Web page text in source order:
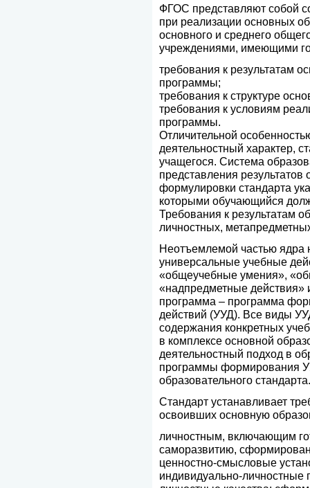
ФГОС представляют собой
при реализации основных
основного и среднего
учреждениями, имеющими
требования к результатам
программы;
требования к структуре
требования к условиям
программы.
Отличительной
деятельностный характер,
учащегося. Система
представления
формулировки стандарта
которыми обучающийся
Требования к результатам
личностных,
Неотъемлемой частью ядра
универсальные учебные
«общеучебные умения»,
«надпредметные действия»
программа – программа
действий (УУД). Все виды
содержания конкретных
в комплексе основной
деятельностный подход в
программы формирования
образовательного стандарта.
Стандарт устанавливает
освоивших основную
личностным, включающим
саморазвитию,
ценностно-смысловые
индивидуально-личностные